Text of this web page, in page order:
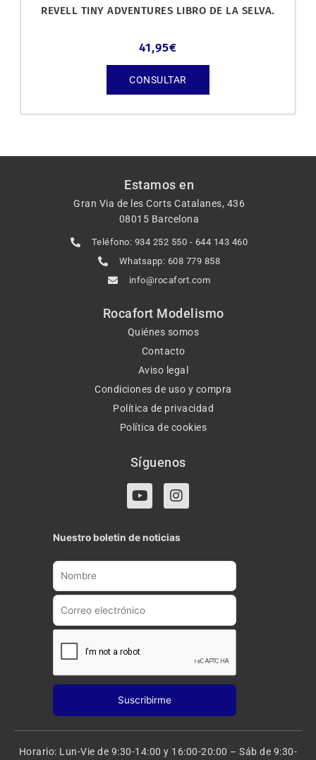
REVELL TINY ADVENTURES LIBRO DE LA SELVA.
41,95€
CONSULTAR
Estamos en
Gran Via de les Corts Catalanes, 436
08015 Barcelona
Teléfono: 934 252 550 - 644 143 460
Whatsapp: 608 779 858
info@rocafort.com
Rocafort Modelismo
Quiénes somos
Contacto
Aviso legal
Condiciones de uso y compra
Política de privacidad
Política de cookies
Síguenos
Y
o
t
u
b
I
n
t
a
g
a
Nuestro boletin de noticias
Horario: Lun-Vie de 9:30-14:00 y 16:00-20:00 – Sáb de 9:30-